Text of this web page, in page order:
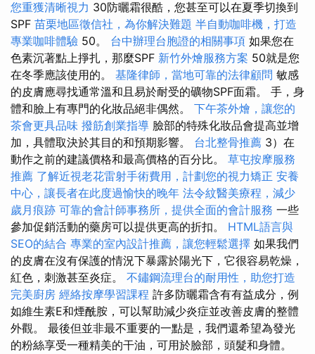
您重獲清晰視力 30防曬霜很酷，您甚至可以在夏季切換到
SPF 苗栗地區徵信社，為你解決難題 半自動咖啡機，打造
專業咖啡體驗 50。 台中辦理台胞證的相關事項 如果您在
色素沉著點上掙扎，那麼SPF 新竹外燴服務方案 50就是您
在冬季應該使用的。 基隆律師，當地可靠的法律顧問 敏感
的皮膚應尋找通常溫和且易於耐受的礦物SPF面霜。 手，身
體和臉上有專門的化妝品絕非偶然。 下午茶外燴，讓您的
茶會更具品味 撥筋創業指導 臉部的特殊化妝品會提高並增
加，具體取決於其目的和預期影響。 台北整骨推薦 3）在
動作之前的建議價格和最高價格的百分比。 草屯按摩服務
推薦 了解近視老花雷射手術費用，計劃您的視力矯正 安養
中心，讓長者在此度過愉快的晚年 法令紋醫美療程，減少
歲月痕跡 可靠的會計師事務所，提供全面的會計服務 一些
參加促銷活動的藥房可以提供更高的折扣。 HTML語言與
SEO的結合 專業的室內設計推薦，讓您輕鬆選擇 如果我們
的皮膚在沒有保護的情況下暴露於陽光下，它很容易乾燥，
紅色，刺激甚至炎症。 不鏽鋼流理台的耐用性，助您打造
完美廚房 經絡按摩學習課程 許多防曬霜含有有益成分，例
如維生素E和煙酰胺，可以幫助減少炎症並改善皮膚的整體
外觀。 最後但並非最不重要的一點是，我們還希望為發光
的粉絲享受一種精美的干油，可用於臉部，頭髮和身體。